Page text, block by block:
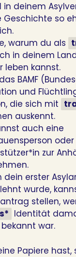
in deinem
Geschichte so
warum du als
in deinem
leben kannst.
BAMF
und
die sich mit
auskennt.
auch eine
oder
zur
dein erster
wurde,
stellen,
Identität
war.
Papiere hast,